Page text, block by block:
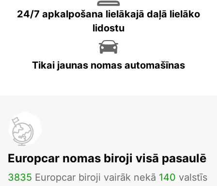
24/7 apkalpošana lielākajā daļā lielāko
lidostu
Tikai jaunas nomas automašīnas
Europcar nomas biroji visā pasaulē
3835 Europcar biroji vairāk nekā 140 valstīs